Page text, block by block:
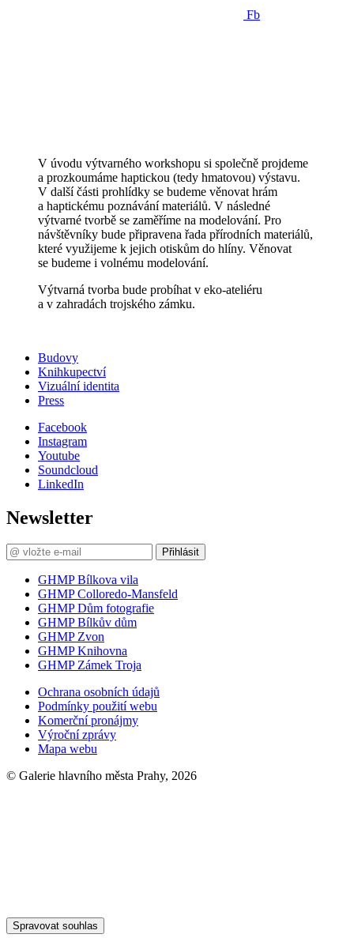
Fb
V úvodu výtvarného workshopu si společně projdeme
a prozkoumáme haptickou (tedy hmatovou) výstavu.
V další části prohlídky se budeme věnovat hrám
a haptickému poznávání materiálů. V následné
výtvarné tvorbě se zaměříme na modelování. Pro
návštěvníky bude připravena řada přírodních materiálů,
které využijeme k jejich otiskům do hlíny. Věnovat
se budeme i volnému modelování.
Výtvarná tvorba bude probíhat v eko-ateliéru
a v zahradách trojského zámku.
Budovy
Knihkupectví
Vizuální identita
Press
Facebook
Instagram
Youtube
Soundcloud
LinkedIn
Newsletter
Přihlásit
GHMP Bílkova vila
GHMP Colloredo-Mansfeld
GHMP Dům fotografie
GHMP Bílkův dům
GHMP Zvon
GHMP Knihovna
GHMP Zámek Troja
Ochrana osobních údajů
Podmínky použití webu
Komerční pronájmy
Výroční zprávy
Mapa webu
© Galerie hlavního města Prahy, 2026
Spravovat souhlas